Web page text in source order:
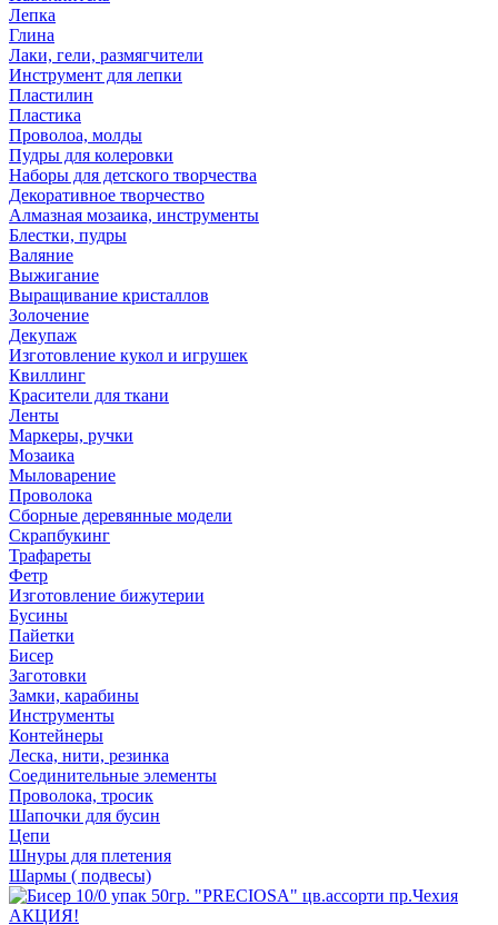
Лепка
Глина
Лаки, гели, размягчители
Инструмент для лепки
Пластилин
Пластика
Проволоа, молды
Пудры для колеровки
Наборы для детского творчества
Декоративное творчество
Алмазная мозаика, инструменты
Блестки, пудры
Валяние
Выжигание
Выращивание кристаллов
Золочение
Декупаж
Изготовление кукол и игрушек
Квиллинг
Красители для ткани
Ленты
Маркеры, ручки
Мозаика
Мыловарение
Проволока
Сборные деревянные модели
Скрапбукинг
Трафареты
Фетр
Изготовление бижутерии
Бусины
Пайетки
Бисер
Заготовки
Замки, карабины
Инструменты
Контейнеры
Леска, нити, резинка
Соединительные элементы
Проволока, тросик
Шапочки для бусин
Цепи
Шнуры для плетения
Шармы ( подвесы)